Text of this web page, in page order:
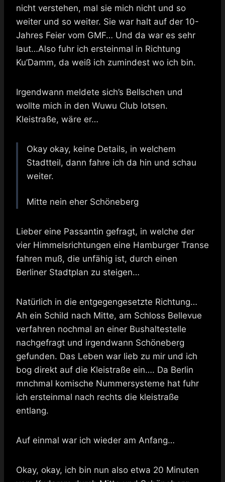
nicht verstehen, mal sie mich nicht und so
weiter und so weiter. Sie war halt auf der 10-
Jahres Feier vom GMF… Und da war es sehr
laut…Also fuhr ich ersteinmal in Richtung
Ku’Damm, da weiß ich zumindest wo ich bin.
Irgendwann meldete sich’s Bellschen und
wollte mich in den Wuwu Club lotsen.
Kleistraße, wäre er…
Okay okay, keine Details, in welchem
Stadtteil, dann fahre ich da hin und schau
weiter.
Mitte nein eher Schöneberg
Lieber eine Passantin gefragt, in welche der
vier Himmelsrichtungen eine Hamburger Transe
fahren muß, die unfähig ist, durch einen
Berliner Stadtplan zu steigen…
Natürlich in die entgegengesetzte Richtung…
Ah ein Schild nach Mitte, am Schloss Bellevue
verfahren nochmal an einer Bushaltestelle
nachgefragt und irgendwann Schöneberg
gefunden. Das Leben war lieb zu mir und ich
bog direkt auf die Kleistraße ein…. Da Berlin
mnchmal komische Nummersysteme hat fuhr
ich ersteinmal nach rechts die kleistraße
entlang.
Auf einmal war ich wieder am Anfang…
Okay, okay, ich bin nun also etwa 20 Minuten